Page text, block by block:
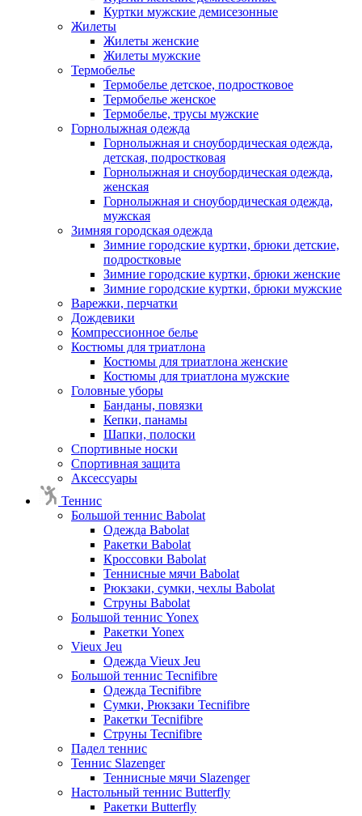
Куртки мужские демисезонные
Жилеты
Жилеты женские
Жилеты мужские
Термобелье
Термобелье детское, подростковое
Термобелье женское
Термобелье, трусы мужские
Горнолыжная одежда
Горнолыжная и сноубордическая одежда,
детская, подростковая
Горнолыжная и сноубордическая одежда,
женская
Горнолыжная и сноубордическая одежда,
мужская
Зимняя городская одежда
Зимние городские куртки, брюки детские,
подростковые
Зимние городские куртки, брюки женские
Зимние городские куртки, брюки мужские
Варежки, перчатки
Дождевики
Компрессионное белье
Костюмы для триатлона
Костюмы для триатлона женские
Костюмы для триатлона мужские
Головные уборы
Банданы, повязки
Кепки, панамы
Шапки, полоски
Спортивные носки
Спортивная защита
Аксессуары
Теннис
Большой теннис Babolat
Одежда Babolat
Ракетки Babolat
Кроссовки Babolat
Теннисные мячи Babolat
Рюкзаки, сумки, чехлы Babolat
Струны Babolat
Большой теннис Yonex
Ракетки Yonex
Vieux Jeu
Одежда Vieux Jeu
Большой теннис Tecnifibre
Одежда Tecnifibre
Сумки, Рюкзаки Tecnifibre
Ракетки Tecnifibre
Струны Tecnifibre
Падел теннис
Теннис Slazenger
Теннисные мячи Slazenger
Настольный теннис Butterfly
Ракетки Butterfly